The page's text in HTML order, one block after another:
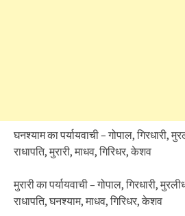
घनश्याम का पर्यायवाची – गोपाल, गिरधारी,
राधापति, मुरारी, माधव, गिरिधर, केशव
मुरारी का पर्यायवाची – गोपाल, गिरधारी,
राधापति, घनश्याम, माधव, गिरिधर, केशव